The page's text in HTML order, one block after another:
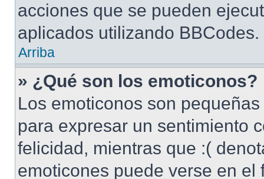
acciones que se pueden
aplicados utilizando BBCodes.
Arriba
» ¿Qué son los emoticonos?
Los emoticonos son
para expresar un sentimiento
felicidad, mientras que :(
emoticones puede verse en